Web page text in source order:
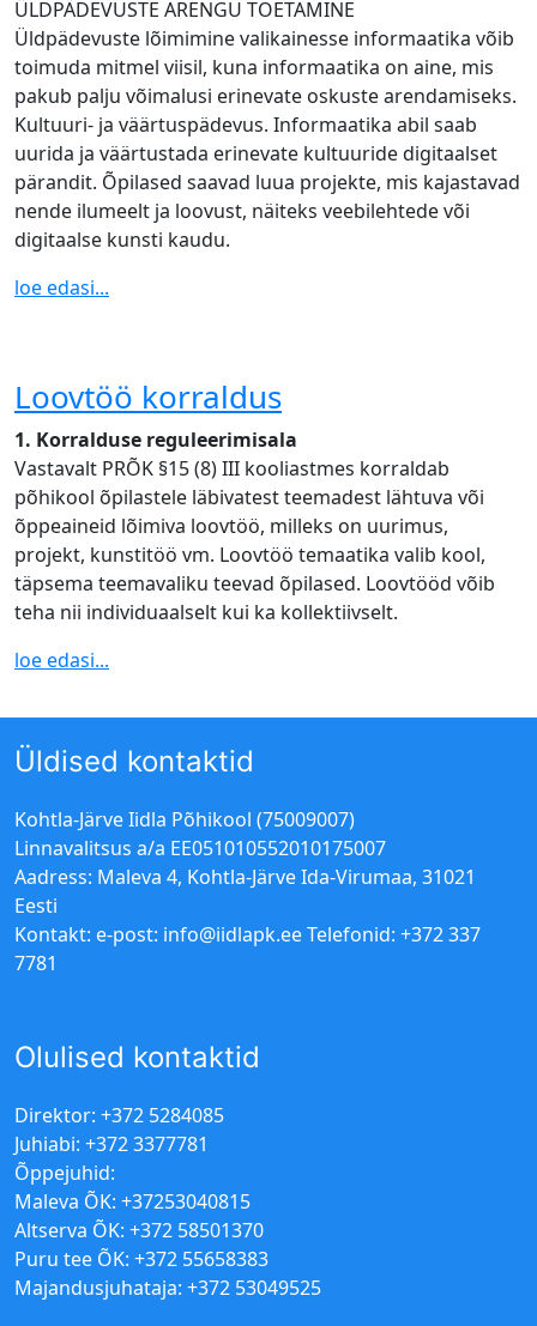
ÜLDPÄDEVUSTE ARENGU TOETAMINE
Üldpädevuste lõimimine valikainesse informaatika võib
toimuda mitmel viisil, kuna informaatika on aine, mis
pakub palju võimalusi erinevate oskuste arendamiseks.
Kultuuri- ja väärtuspädevus. Informaatika abil saab
uurida ja väärtustada erinevate kultuuride digitaalset
pärandit. Õpilased saavad luua projekte, mis kajastavad
nende ilumeelt ja loovust, näiteks veebilehtede või
digitaalse kunsti kaudu.
loe edasi...
Loovtöö korraldus
1. Korralduse reguleerimisala
Vastavalt PRÕK §15 (8) III kooliastmes korraldab
põhikool õpilastele läbivatest teemadest lähtuva või
õppeaineid lõimiva loovtöö, milleks on uurimus,
projekt, kunstitöö vm. Loovtöö temaatika valib kool,
täpsema teemavaliku teevad õpilased. Loovtööd võib
teha nii individuaalselt kui ka kollektiivselt.
loe edasi...
Üldised kontaktid
Kohtla-Järve Iidla Põhikool (75009007)
Linnavalitsus a/a EE051010552010175007
Aadress: Maleva 4, Kohtla-Järve Ida-Virumaa, 31021
Eesti
Kontakt: e-post: info@iidlapk.eeTelefonid: +372 337
7781
Olulised kontaktid
Direktor: +372 5284085
Juhiabi: +372 3377781
Õppejuhid:
Maleva ÕK: +37253040815
Altserva ÕK: +372 58501370
Puru tee ÕK: +372 55658383
Majandusjuhataja: +372 53049525